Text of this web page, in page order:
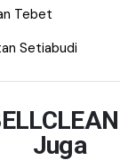
Tebet
Setiabudi
Juga